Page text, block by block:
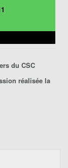
du CSC
réalisée la